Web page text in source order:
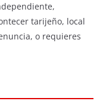
tarijeño, local
o requieres